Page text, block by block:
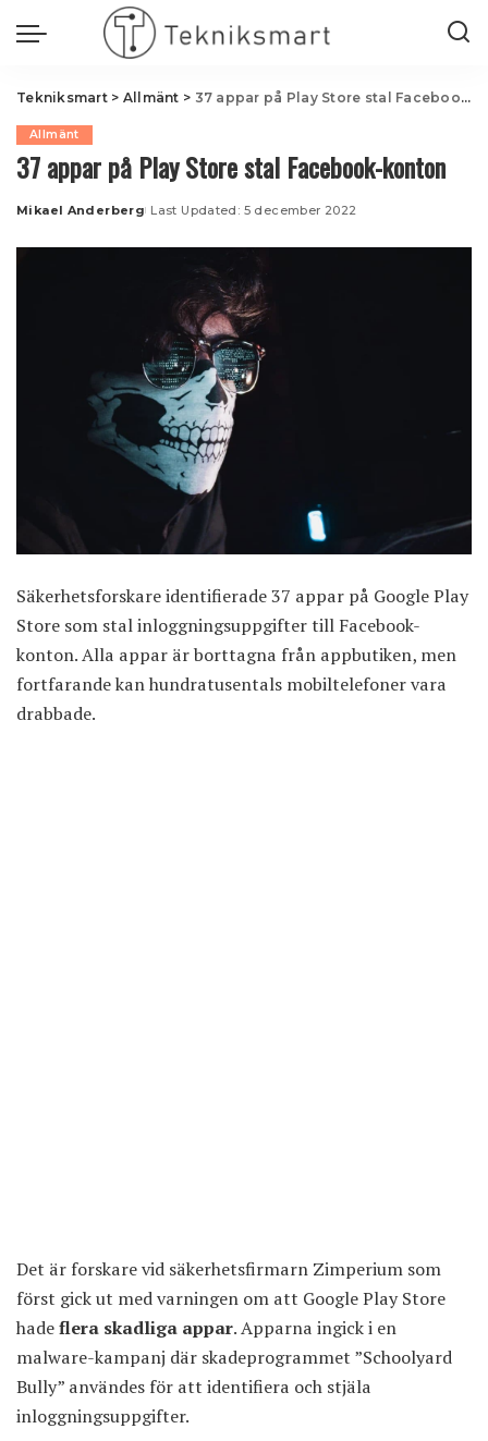
Tekniksmart> Allmänt > 37 appar på Play Store stal Facebook-konton
Allmänt
37 appar på Play Store stal Facebook-konton
Posted
Mikael Anderberg Last Updated: 5 december 2022
Säkerhetsforskare identifierade 37 appar på Google Play
Store som stal inloggningsuppgifter till Facebook-
konton. Alla appar är borttagna från appbutiken, men
fortfarande kan hundratusentals mobiltelefoner vara
drabbade.
Det är forskare vid säkerhetsfirmarn Zimperium som
först gick ut med varningen om att Google Play Store
hadeflera skadliga appar. Apparna ingick i en
malware-kampanj där skadeprogrammet ”Schoolyard
Bully” användes för att identifiera och stjäla
inloggningsuppgifter.